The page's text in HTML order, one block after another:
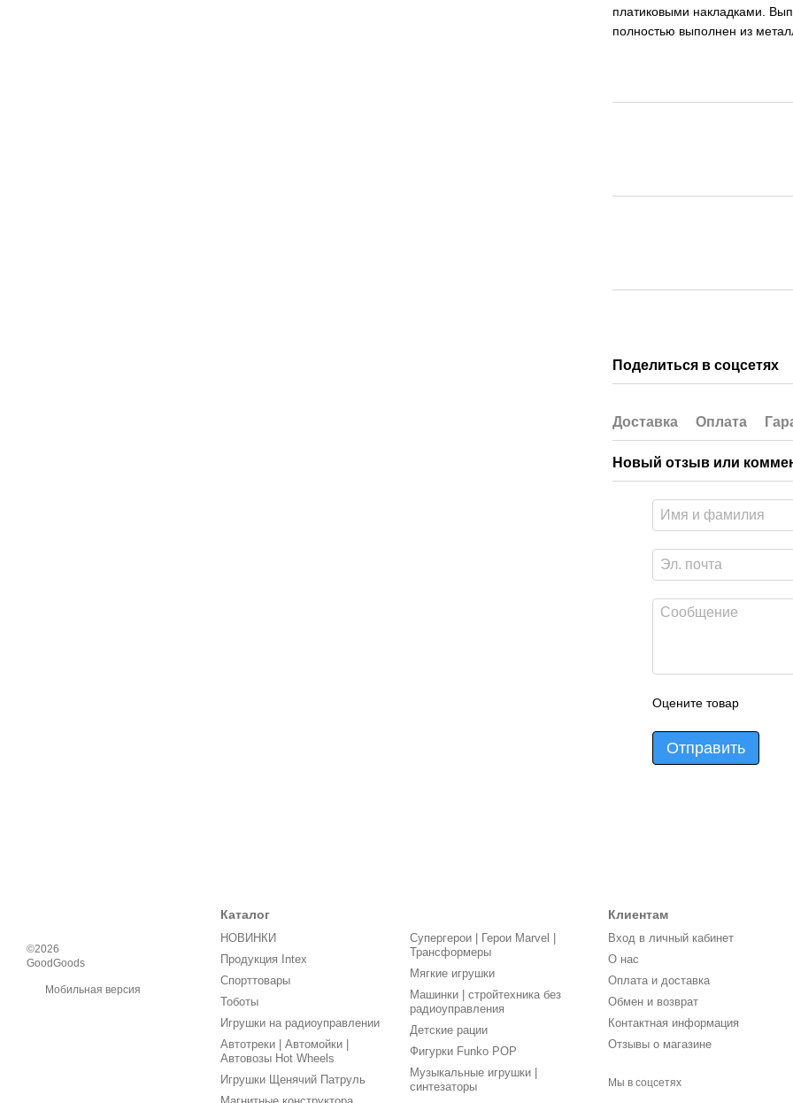
платиковыми накладками.
полностью выполнен из
Поделиться в соцсетях
Доставка Оплата
Новый отзыв или
Оцените товар
Отправить
©2026
GoodGoods
Мобильная версия
Каталог
НОВИНКИ
Продукция Intex
Спорттовары
Тоботы
Игрушки на радиоуправлении
Автотреки | Автомойки |
Автовозы Hot Wheels
Игрушки Щенячий Патруль
Супергерои | Герои Marvel |
Трансформеры
Мягкие игрушки
Машинки | стройтехника без
радиоуправления
Детские рации
Фигурки Funko POP
Музыкальные игрушки |
синтезаторы
Клиентам
Вход в личный кабинет
О нас
Оплата и доставка
Обмен и возврат
Контактная информация
Отзывы о магазине
Мы в соцсетях